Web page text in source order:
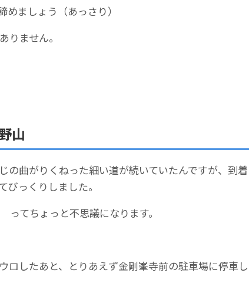
めましょう（あっさり）
りません。
山
曲がりくねった細い道が続いていたんですが、到着
びっくりしました。
てちょっと不思議になります。
ロしたあと、とりあえず金剛峯寺前の駐車場に停車し